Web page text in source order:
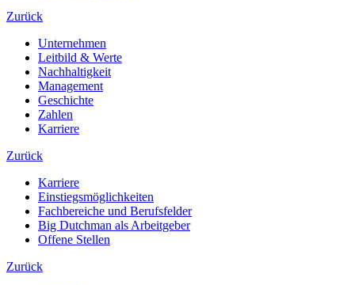
Zurück
Unternehmen
Leitbild & Werte
Nachhaltigkeit
Management
Geschichte
Zahlen
Karriere
Zurück
Karriere
Einstiegsmöglichkeiten
Fachbereiche und Berufsfelder
Big Dutchman als Arbeitgeber
Offene Stellen
Zurück